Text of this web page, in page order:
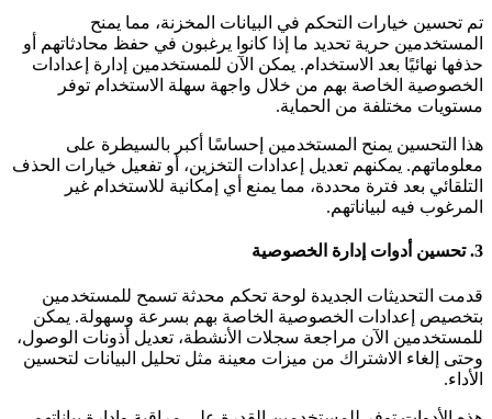
تم تحسين خيارات التحكم في البيانات المخزنة، مما يمنح
المستخدمين حرية تحديد ما إذا كانوا يرغبون في حفظ محادثاتهم أو
حذفها نهائيًا بعد الاستخدام. يمكن الآن للمستخدمين إدارة إعدادات
الخصوصية الخاصة بهم من خلال واجهة سهلة الاستخدام توفر
مستويات مختلفة من الحماية.
هذا التحسين يمنح المستخدمين إحساسًا أكبر بالسيطرة على
معلوماتهم. يمكنهم تعديل إعدادات التخزين، أو تفعيل خيارات الحذف
التلقائي بعد فترة محددة، مما يمنع أي إمكانية للاستخدام غير
المرغوب فيه لبياناتهم.
3. تحسين أدوات إدارة الخصوصية
قدمت التحديثات الجديدة لوحة تحكم محدثة تسمح للمستخدمين
بتخصيص إعدادات الخصوصية الخاصة بهم بسرعة وسهولة. يمكن
للمستخدمين الآن مراجعة سجلات الأنشطة، تعديل أذونات الوصول،
وحتى إلغاء الاشتراك من ميزات معينة مثل تحليل البيانات لتحسين
الأداء.